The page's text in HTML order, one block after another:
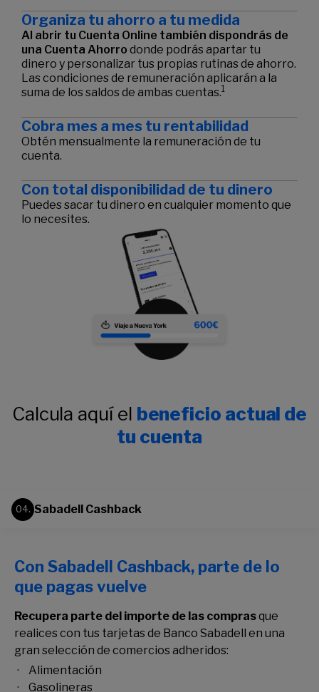
Organiza tu ahorro a tu medida
Al abrir tu Cuenta Online también dispondrás de
una Cuenta Ahorro donde podrás apartar tu
dinero y personalizar tus propias rutinas de ahorro.
Las condiciones de remuneración aplicarán a la
suma de los saldos de ambas cuentas.1
Cobra mes a mes tu rentabilidad
Obtén mensualmente la remuneración de tu
cuenta.
Con total disponibilidad de tu dinero
Puedes sacar tu dinero en cualquier momento que
lo necesites.
Calcula aquí el beneficio actual de
tu cuenta
04. Sabadell Cashback
Con Sabadell Cashback, parte de lo
que pagas vuelve
Recupera parte del importe de las comprasque
realices con tus tarjetas de Banco Sabadell en una
gran selección de comercios adheridos:
Alimentación
Gasolineras